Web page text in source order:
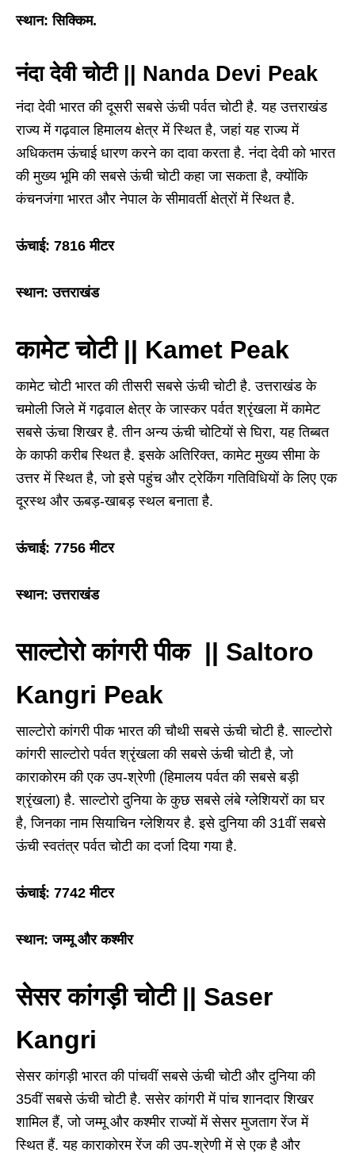
स्थान: सिक्किम.
नंदा देवी चोटी || Nanda Devi Peak
नंदा देवी भारत की दूसरी सबसे ऊंची पर्वत चोटी है. यह उत्तराखंड
राज्य में गढ़वाल हिमालय क्षेत्र में स्थित है, जहां यह राज्य में
अधिकतम ऊंचाई धारण करने का दावा करता है. नंदा देवी को भारत
की मुख्य भूमि की सबसे ऊंची चोटी कहा जा सकता है, क्योंकि
कंचनजंगा भारत और नेपाल के सीमावर्ती क्षेत्रों में स्थित है.
ऊंचाई: 7816 मीटर
स्थान: उत्तराखंड
कामेट चोटी || Kamet Peak
कामेट चोटी भारत की तीसरी सबसे ऊंची चोटी है. उत्तराखंड के
चमोली जिले में गढ़वाल क्षेत्र के जास्कर पर्वत श्रृंखला में कामेट
सबसे ऊंचा शिखर है. तीन अन्य ऊंची चोटियों से घिरा, यह तिब्बत
के काफी करीब स्थित है. इसके अतिरिक्त, कामेट मुख्य सीमा के
उत्तर में स्थित है, जो इसे पहुंच और ट्रेकिंग गतिविधियों के लिए एक
दूरस्थ और ऊबड़-खाबड़ स्थल बनाता है.
ऊंचाई: 7756 मीटर
स्थान: उत्तराखंड
साल्टोरो कांगरी पीक || Saltoro
Kangri Peak
साल्टोरो कांगरी पीक भारत की चौथी सबसे ऊंची चोटी है. साल्टोरो
कांगरी साल्टोरो पर्वत श्रृंखला की सबसे ऊंची चोटी है, जो
काराकोरम की एक उप-श्रेणी (हिमालय पर्वत की सबसे बड़ी
श्रृंखला) है. साल्टोरो दुनिया के कुछ सबसे लंबे ग्लेशियरों का घर
है, जिनका नाम सियाचिन ग्लेशियर है. इसे दुनिया की 31वीं सबसे
ऊंची स्वतंत्र पर्वत चोटी का दर्जा दिया गया है.
ऊंचाई: 7742 मीटर
स्थान: जम्मू और कश्मीर
सेसर कांगड़ी चोटी || Saser
Kangri
सेसर कांगड़ी भारत की पांचवीं सबसे ऊंची चोटी और दुनिया की
35वीं सबसे ऊंची चोटी है. ससेर कांगरी में पांच शानदार शिखर
शामिल हैं, जो जम्मू और कश्मीर राज्यों में सेसर मुजताग रेंज में
स्थित हैं. यह काराकोरम रेंज की उप-श्रेणी में से एक है और